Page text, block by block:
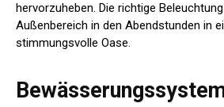
hervorzuheben. Die richtige
Außenbereich in den Abendstunden in
stimmungsvolle Oase.